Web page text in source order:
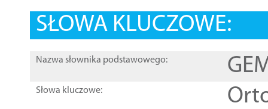
SŁOWA KLUCZOWE:
Nazwa słownika podstawowego:
Słowa kluczowe: